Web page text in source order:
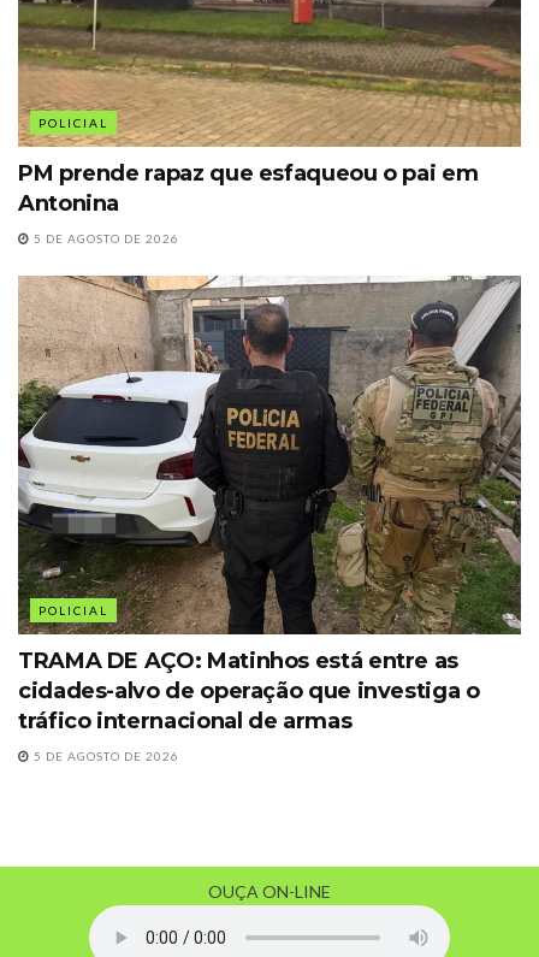
POLICIAL
PM prende rapaz que esfaqueou o pai em
Antonina
5 DE AGOSTO DE 2026
POLICIAL
TRAMA DE AÇO: Matinhos está entre as
cidades-alvo de operação que investiga o
tráfico internacional de armas
5 DE AGOSTO DE 2026
OUÇA ON-LINE